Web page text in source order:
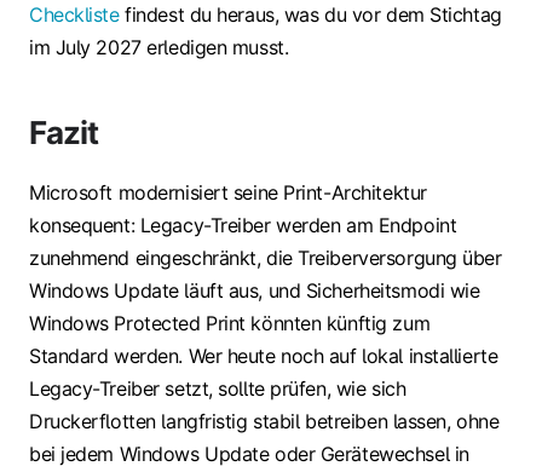
Checklistefindest du heraus, was du vor dem Stichtag
im July 2027 erledigen musst.
Fazit
Microsoft modernisiert seine Print-Architektur
konsequent: Legacy-Treiber werden am Endpoint
zunehmend eingeschränkt, die Treiberversorgung über
Windows Update läuft aus, und Sicherheitsmodi wie
Windows Protected Print könnten künftig zum
Standard werden. Wer heute noch auf lokal installierte
Legacy-Treiber setzt, sollte prüfen, wie sich
Druckerflotten langfristig stabil betreiben lassen, ohne
bei jedem Windows Update oder Gerätewechsel in